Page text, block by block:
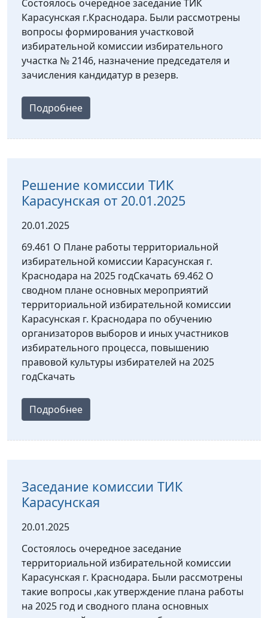
Состоялось очередное заседание ТИК
Карасунская г.Краснодара. Были рассмотрены
вопросы формирования участковой
избирательной комиссии избирательного
участка № 2146, назначение председателя и
зачисления кандидатур в резерв.
Подробнее
Решение комиссии ТИК
Карасунская от 20.01.2025
20.01.2025
69.461 О Плане работы территориальной
избирательной комиссии Карасунская г.
Краснодара на 2025 годСкачать 69.462 О
сводном плане основных мероприятий
территориальной избирательной комиссии
Карасунская г. Краснодара по обучению
организаторов выборов и иных участников
избирательного процесса, повышению
правовой культуры избирателей на 2025
годСкачать
Подробнее
Заседание комиссии ТИК
Карасунская
20.01.2025
Состоялось очередное заседание
территориальной избирательной комиссии
Карасунская г. Краснодара. Были рассмотрены
такие вопросы ,как утверждение плана работы
на 2025 год и сводного плана основных